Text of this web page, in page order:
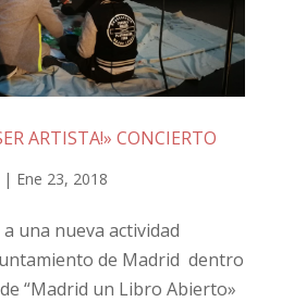
ARTISTA!» CONCIERTO
| Ene 23, 2018
una nueva actividad
de Madrid dentro
“Madrid un Libro Abierto»